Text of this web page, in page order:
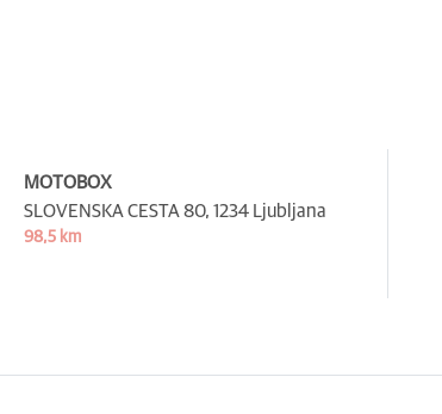
MOTOBOX
SLOVENSKA CESTA 80, 1234 Ljubljana
98,5 km